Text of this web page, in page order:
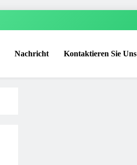
Nachricht Kontaktieren Sie Uns